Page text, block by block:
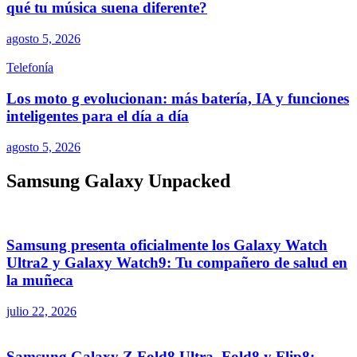
qué tu música suena diferente?
agosto 5, 2026
Telefonía
Los moto g evolucionan: más batería, IA y funciones
inteligentes para el día a día
agosto 5, 2026
Samsung Galaxy Unpacked
Samsung presenta oficialmente los Galaxy Watch
Ultra2 y Galaxy Watch9: Tu compañero de salud en
la muñeca
julio 22, 2026